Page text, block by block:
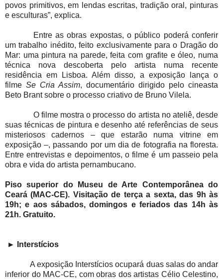
povos primitivos, em lendas escritas, tradição oral, pinturas
e esculturas”, explica.
Entre as obras expostas, o público poderá conferir
um trabalho inédito, feito exclusivamente para o Dragão do
Mar: uma pintura na parede, feita com grafite e óleo, numa
técnica nova descoberta pelo artista numa recente
residência em Lisboa. Além disso, a exposição lança o
filme Se Cria Assim, documentário dirigido pelo cineasta
Beto Brant sobre o processo criativo de Bruno Vilela.
O filme mostra o processo do artista no ateliê, desde
suas técnicas de pintura e desenho até referências de seus
misteriosos cadernos – que estarão numa vitrine em
exposição –, passando por um dia de fotografia na floresta.
Entre entrevistas e depoimentos, o filme é um passeio pela
obra e vida do artista pernambucano.
Piso superior do Museu de Arte Contemporânea do
Ceará (MAC-CE). Visitação de terça a sexta, das 9h às
19h; e aos sábados, domingos e feriados das 14h às
21h. Gratuito.
► Interstícios
A exposição Interstícios ocupará duas salas do andar
inferior do MAC-CE, com obras dos artistas Célio Celestino,